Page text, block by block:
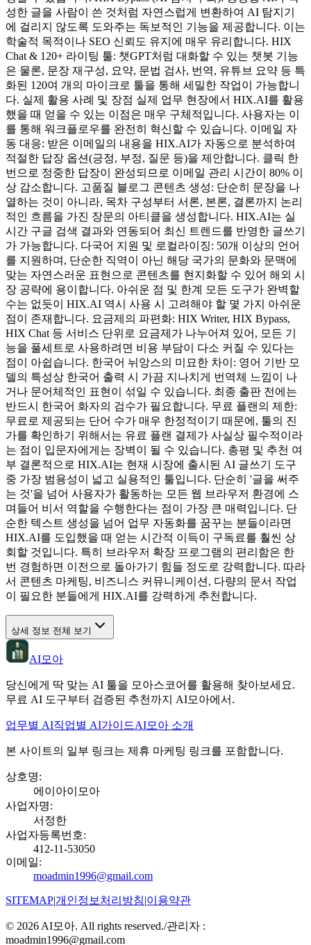
성한 글을 사람이 쓴 것처럼 자연스럽게 변환하여 AI 탐지기
에 걸리지 않도록 도와주는 독보적인 기능을 제공합니다. 이는
학술적 목적이나 SEO 신뢰도 유지에 매우 유리합니다. HIX
Chat & 120+ 라이팅 툴: 챗GPT처럼 대화할 수 있는 챗봇 기능
은 물론, 문장 재구성, 요약, 문법 검사, 번역, 유튜브 요약 등 특
화된 120여 개의 마이크로 툴을 통해 세밀한 작업이 가능합니
다. 실제 활용 사례 및 장점 실제 업무 현장에서 HIX.AI를 활용
했을 때 얻을 수 있는 이점은 매우 구체적입니다. 사용자는 이
를 통해 워크플로우를 완전히 혁신할 수 있습니다. 이메일 자
동 대응: 받은 이메일의 내용을 HIX.AI가 자동으로 분석하여
적절한 답장 옵션(긍정, 부정, 질문 등)을 제안합니다. 클릭 한
번으로 정중한 답장이 완성되므로 이메일 관리 시간이 80% 이
상 감소합니다. 고품질 블로그 콘텐츠 생성: 단순히 문장을 나
열하는 것이 아니라, 목차 구성부터 서론, 본론, 결론까지 논리
적인 흐름을 가진 장문의 아티클을 생성합니다. HIX.AI는 실
시간 구글 검색 결과와 연동되어 최신 트렌드를 반영한 글쓰기
가 가능합니다. 다국어 지원 및 로컬라이징: 50개 이상의 언어
를 지원하며, 단순한 직역이 아닌 해당 국가의 문화와 문맥에
맞는 자연스러운 표현으로 콘텐츠를 현지화할 수 있어 해외 시
장 공략에 용이합니다. 아쉬운 점 및 한계 모든 도구가 완벽할
수는 없듯이 HIX.AI 역시 사용 시 고려해야 할 몇 가지 아쉬운
점이 존재합니다. 요금제의 파편화: HIX Writer, HIX Bypass,
HIX Chat 등 서비스 단위로 요금제가 나누어져 있어, 모든 기
능을 풀세트로 사용하려면 비용 부담이 다소 커질 수 있다는
점이 아쉽습니다. 한국어 뉘앙스의 미묘한 차이: 영어 기반 모
델의 특성상 한국어 출력 시 가끔 지나치게 번역체 느낌이 나
거나 문어체적인 표현이 섞일 수 있습니다. 최종 출판 전에는
반드시 한국어 화자의 검수가 필요합니다. 무료 플랜의 제한:
무료로 제공되는 단어 수가 매우 한정적이기 때문에, 툴의 진
가를 확인하기 위해서는 유료 플랜 결제가 사실상 필수적이라
는 점이 입문자에게는 장벽이 될 수 있습니다. 총평 및 추천 여
부 결론적으로 HIX.AI는 현재 시장에 출시된 AI 글쓰기 도구
중 가장 범용성이 넓고 실용적인 툴입니다. 단순히 '글을 써주
는 것'을 넘어 사용자가 활동하는 모든 웹 브라우저 환경에 스
며들어 비서 역할을 수행한다는 점이 가장 큰 매력입니다. 단
순한 텍스트 생성을 넘어 업무 자동화를 꿈꾸는 분들이라면
HIX.AI를 도입했을 때 얻는 시간적 이득이 구독료를 훨씬 상
회할 것입니다. 특히 브라우저 확장 프로그램의 편리함은 한
번 경험하면 이전으로 돌아가기 힘들 정도로 강력합니다. 따라
서 콘텐츠 마케팅, 비즈니스 커뮤니케이션, 다량의 문서 작업
이 필요한 분들에게 HIX.AI를 강력하게 추천합니다.
상세 정보 전체 보기
AI모아
당신에게 딱 맞는 AI 툴을 모아스코어를 활용해 찾아보세요.
무료 AI 도구부터 검증된 추천까지 AI모아에서.
업무별 AI직업별 AI가이드AI모아 소개
본 사이트의 일부 링크는 제휴 마케팅 링크를 포함합니다.
상호명:
에이아이모아
사업자명:
서정한
사업자등록번호:
412-11-53050
이메일:
moadmin1996@gmail.com
SITEMAP|개인정보처리방침|이용약관
© 2026 AI모아. All rights reserved./관리자 :
moadmin1996@gmail.com